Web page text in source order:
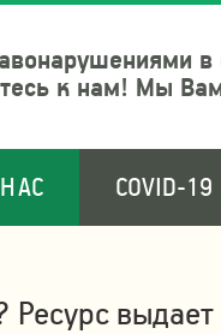
к нам! Мы
COVID-19
Ресурс